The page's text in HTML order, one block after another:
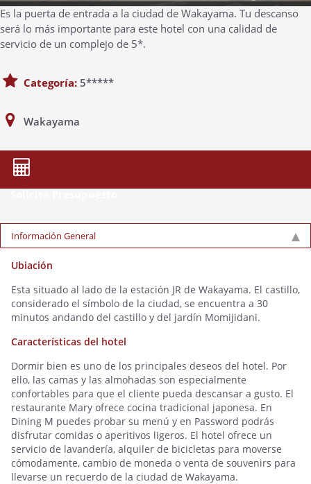
Es la puerta de entrada a la ciudad de Wakayama. Tu descanso
será lo más importante para este hotel con una calidad de
servicio de un complejo de 5*.
Categoría:5*****
Wakayama
Información General
Ubiación
Esta situado al lado de la estación JR de Wakayama. El castillo,
considerado el símbolo de la ciudad, se encuentra a 30
minutos andando del castillo y del jardín Momijidani.
Características del hotel
Dormir bien es uno de los principales deseos del hotel. Por
ello, las camas y las almohadas son especialmente
confortables para que el cliente pueda descansar a gusto. El
restaurante Mary ofrece cocina tradicional japonesa. En
Dining M puedes probar su menú y en Password podrás
disfrutar comidas o aperitivos ligeros. El hotel ofrece un
servicio de lavandería, alquiler de bicicletas para moverse
cómodamente, cambio de moneda o venta de souvenirs para
llevarse un recuerdo de la ciudad de Wakayama.